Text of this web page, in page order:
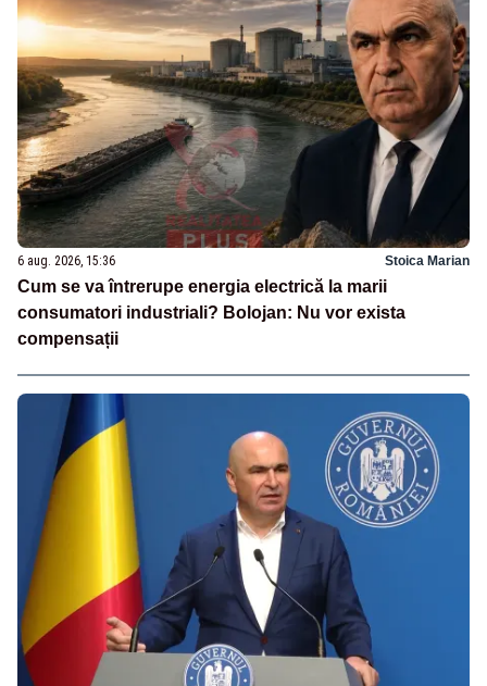
6 aug. 2026, 15:36 Stoica Marian
Cum se va întrerupe energia electrică la marii
consumatori industriali? Bolojan: Nu vor exista
compensații